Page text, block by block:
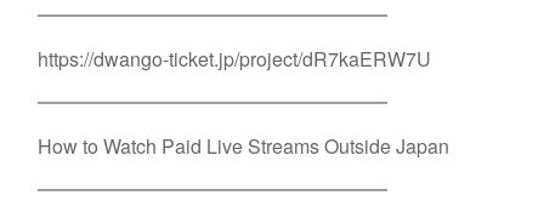
━━━━━━━━━━━━━━━━━━
https://dwango-ticket.jp/project/dR7kaERW7U
━━━━━━━━━━━━━━━━━━
How to Watch Paid Live Streams Outside Japan
━━━━━━━━━━━━━━━━━━